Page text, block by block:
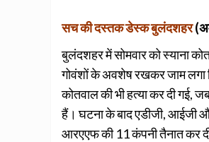
सच की दस्तक डेस्क बुलंदशहर
बुलंदशहर में सोमवार को स्याना
गोवंशों के अवशेष रखकर जाम लगा
कोतवाल की भी हत्या कर दी गई,
हैं। घटना के बाद एडीजी, आईजी
आरएएफ की 11 कंपनी तैनात कर दी